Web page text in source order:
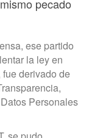
pecado
ese partido
la ley en
derivado de
Personales